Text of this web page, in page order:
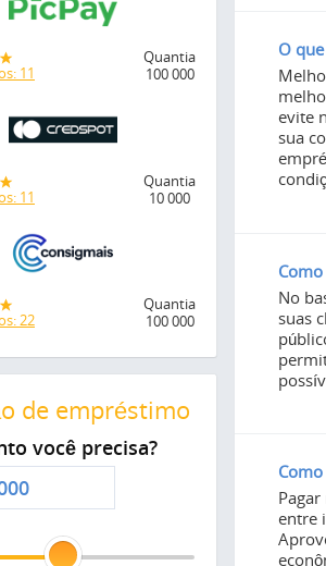
O
evite
sua
No
suas
entre
11
Quantia
100 000
11
Quantia
10 000
22
Quantia
100 000
de empréstimo
você precisa?